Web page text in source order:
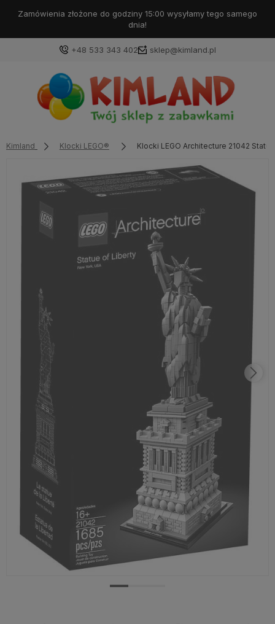
Darmowa dostawa od 99 zł!
+48 533 343 402 sklep@kimland.pl
Kimland Klocki LEGO® Klocki LEGO Architecture 21042